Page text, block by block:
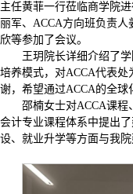
主任黄菲一行莅临商学院
丽军、ACCA方向班负责
欣等参加了会议。
王玥院长详细介绍了
培养模式，对ACCA代表
谢，希望通过ACCA的全球
邵楠女士对ACCA课程
会计专业课程体系中提出
设、就业升学等方面与我院